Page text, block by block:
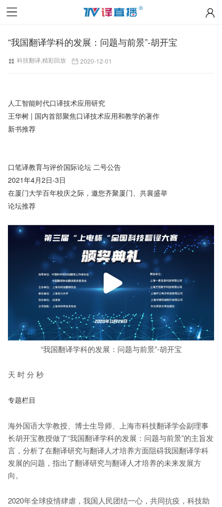
“我国翻译学科的发展：问题与前景”-胡开宝
科技翻译 精彩回放 2020-12-01
人工智能时代口译技术应用研究
王华树 | 国内首部聚焦口译技术应用和教学的著作
新书推荐
口笔译教育与评价国际论坛 二号公告
2021年4月2日-3日
在厦门大学百年校庆之际，邀您齐聚厦门、共襄盛举
论坛推荐
“我国翻译学科的发展：问题与前景”-胡开宝
天 时 分 秒
专题栏目
海外国语大学教授、博士生导师、上海市科技翻译学会副理事
长胡开宝教授做了“我国翻译学科的发展：问题与前景”的主旨发
言，分析了在翻译研究与翻译人才培养方面阻碍我国翻译学科
发展的问题，指出了翻译研究与翻译人才培养的未来发展方
向。
2020年全球疫情肆虐，我国人民团结一心，共同抗疫，科技助